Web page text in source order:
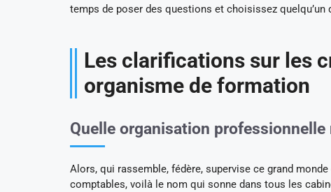
temps de poser des questions et choisissez quelqu’un
Les clarifications sur les
organisme de formation
Quelle organisation
Alors, qui rassemble, fédère, supervise ce grand
comptables, voilà le nom qui sonne dans tous les